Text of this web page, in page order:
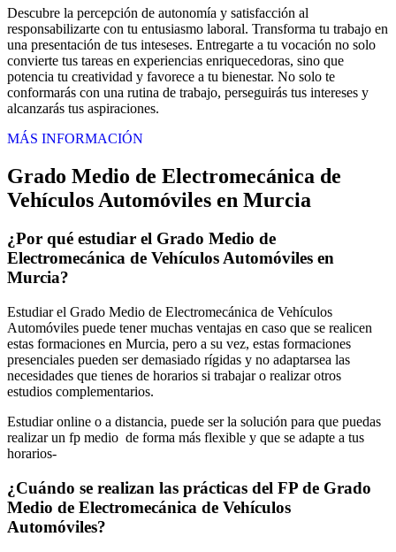
Descubre la percepción de autonomía y satisfacción al
responsabilizarte con tu entusiasmo laboral. Transforma tu trabajo en
una presentación de tus inteseses. Entregarte a tu vocación no solo
convierte tus tareas en experiencias enriquecedoras, sino que
potencia tu creatividad y favorece a tu bienestar. No solo te
conformarás con una rutina de trabajo, perseguirás tus intereses y
alcanzarás tus aspiraciones.
MÁS INFORMACIÓN
Grado Medio de Electromecánica de
Vehículos Automóviles en Murcia
¿Por qué estudiar el Grado Medio de
Electromecánica de Vehículos Automóviles en
Murcia?
Estudiar el Grado Medio de Electromecánica de Vehículos
Automóviles puede tener muchas ventajas en caso que se realicen
estas formaciones en Murcia, pero a su vez, estas formaciones
presenciales pueden ser demasiado rígidas y no adaptarsea las
necesidades que tienes de horarios si trabajar o realizar otros
estudios complementarios.
Estudiar online o a distancia, puede ser la solución para que puedas
realizar un fp medio de forma más flexible y que se adapte a tus
horarios-
¿Cuándo se realizan las prácticas del FP de Grado
Medio de Electromecánica de Vehículos
Automóviles?